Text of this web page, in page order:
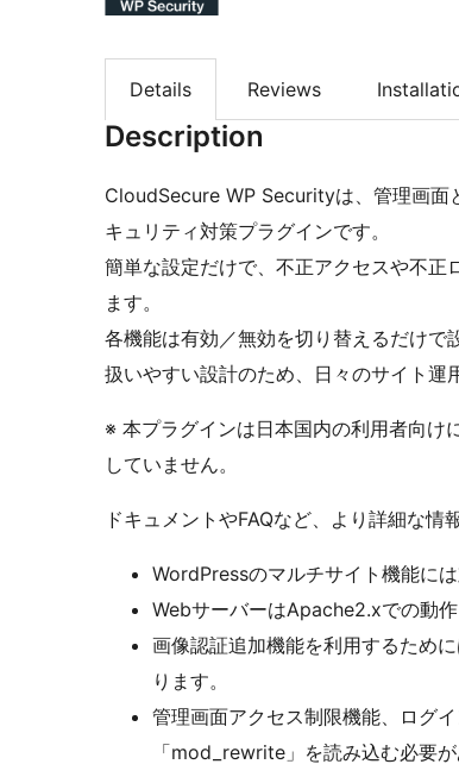
Details Reviews
Description
CloudSecure WP Securityは、管理画面
キュリティ対策プラグインです。
簡単な設定だけで、不正アクセスや不
ます。
各機能は有効／無効を切り替えるだけ
扱いやすい設計のため、日々のサイト運
※ 本プラグインは日本国内の利用者向け
していません。
ドキュメントやFAQなど、より詳細な情
WordPressのマルチサイト機能には
WebサーバーはApache2.xでの動作
画像認証追加機能を利用するため
ります。
管理画面アクセス制限機能、ログ
「mod_rewrite」を読み込む必要が